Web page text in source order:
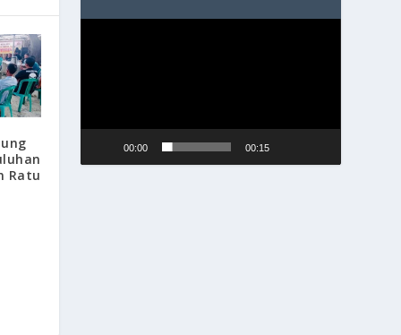
Ratu
00:00 00:15